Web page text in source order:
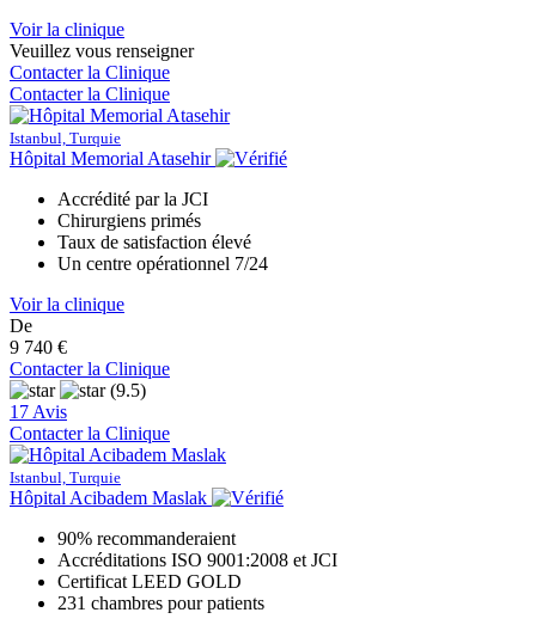
Voir la clinique
Veuillez vous renseigner
Contacter la Clinique
Contacter la Clinique
Istanbul, Turquie
Hôpital Memorial Atasehir
Accrédité par la JCI
Chirurgiens primés
Taux de satisfaction élevé
Un centre opérationnel 7/24
Voir la clinique
De
9 740 €
Contacter la Clinique
(9.5)
17 Avis
Contacter la Clinique
Istanbul, Turquie
Hôpital Acibadem Maslak
90% recommanderaient
Accréditations ISO 9001:2008 et JCI
Certificat LEED GOLD
231 chambres pour patients